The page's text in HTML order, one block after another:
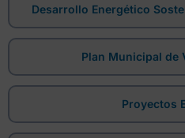
Desarrollo Energético
Plan Municipal de
Proyectos